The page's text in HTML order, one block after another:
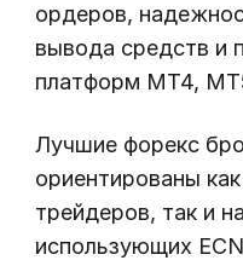
ордеров,
вывода средств и
платформ MT4,
Лучшие форекс
ориентированы
трейдеров, так и
использующих